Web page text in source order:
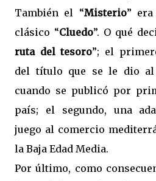
También el “Misterio”
clásico “Cluedo”. O qué
ruta del tesoro”; el
del título que se le dio
cuando se publicó por
país; el segundo, una
juego al comercio
la Baja Edad Media.
Por último, como